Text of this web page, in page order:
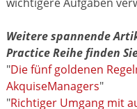
Weitere spannende
Practice Reihe finden
"Die fünf goldenen
AkquiseManagers"
"Richtiger Umgang mit